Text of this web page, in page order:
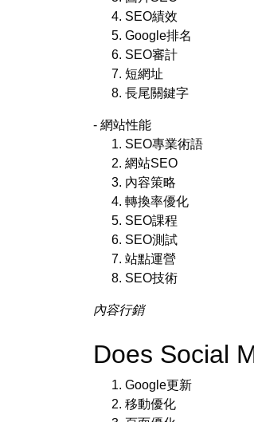
SEO績效
Google排名
SEO審計
短網址
長尾關鍵字
- 網站性能
SEO專業術語
網站SEO
內容策略
轉換率優化
SEO課程
SEO測試
站點運營
SEO技術
內容行銷
Does Social
Google更新
移動優化